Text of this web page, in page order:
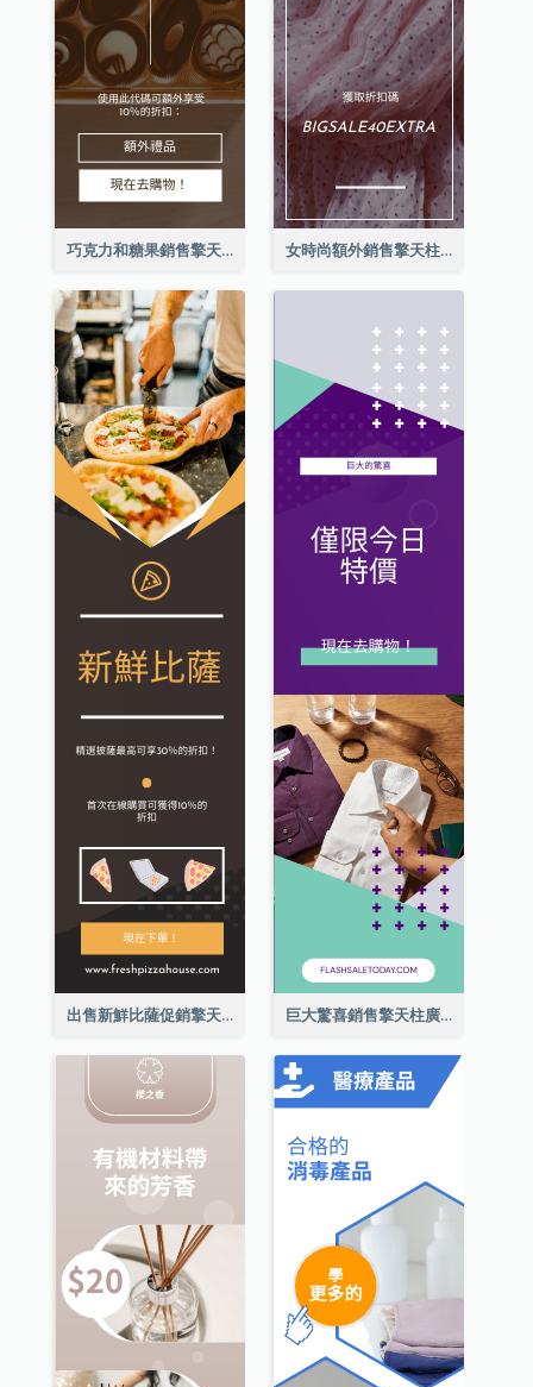
巧克力和糖果銷售擎天柱廣告 女時尚額外銷售擎天柱廣告
出售新鮮比薩促銷擎天柱廣告 巨大驚喜銷售擎天柱廣告